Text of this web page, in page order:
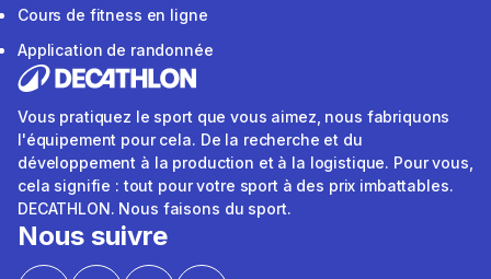
Cours de fitness en ligne
Application de randonnée
Vous pratiquez le sport que vous aimez, nous fabriquons
l'équipement pour cela. De la recherche et du
développement à la production et à la logistique. Pour vous,
cela signifie : tout pour votre sport à des prix imbattables.
DECATHLON. Nous faisons du sport.
Nous suivre